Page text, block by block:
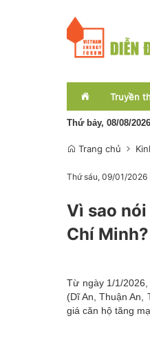
Truyền
Pin lưu trữ sẽ hình thành
Thứ bảy, 08/08/2026
Trang chủ
Thứ sáu, 09/01/2026
Vì sao nói
Chí Minh?
Từ ngày 1/1/
(Dĩ An, Thuận An,
giá căn hộ tăng